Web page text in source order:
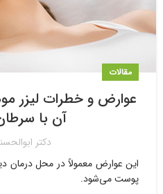
مقالات
عوارض و خطرات لیزر
آن با
دکتر
این عوارض معمولاً در محل درمان
پوست می‌شود.